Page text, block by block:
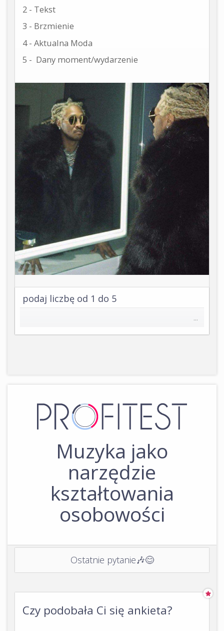
2 - Tekst
3 - Brzmienie
4 - Aktualna Moda
5 - Dany moment/wydarzenie
podaj liczbę od 1 do 5
Muzyka jako
narzędzie
kształtowania
osobowości
Ostatnie pytanie🎶😊
Czy podobała Ci się ankieta?